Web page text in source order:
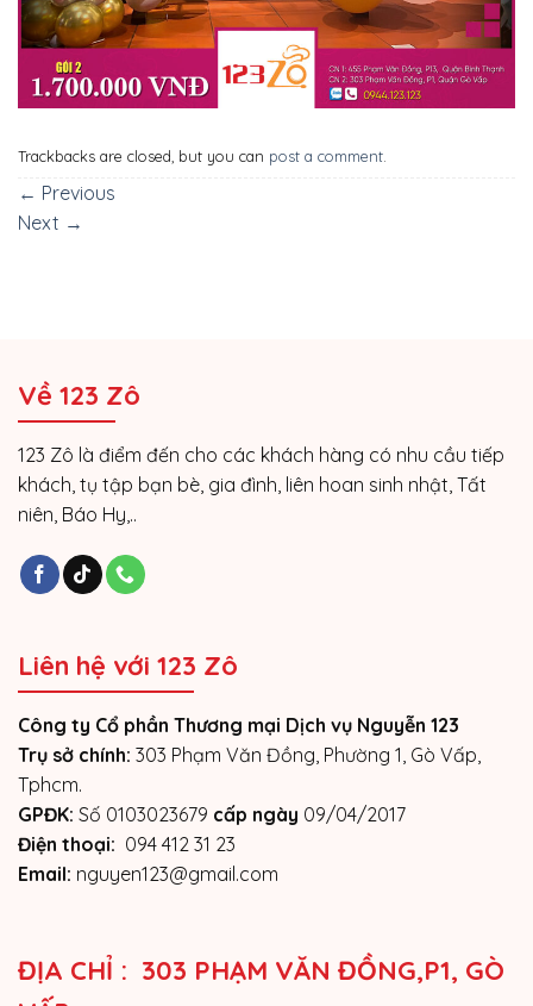
Trackbacks are closed, but you can post a comment.
← Previous
Next →
Về 123 Zô
123 Zô là điểm đến cho các khách hàng có nhu cầu tiếp
khách, tụ tập bạn bè, gia đình, liên hoan sinh nhật, Tất
niên, Báo Hy,..
Liên hệ với 123 Zô
Công ty Cổ phần Thương mại Dịch vụ Nguyễn 123
Trụ sở chính: 303 Phạm Văn Đồng, Phường 1, Gò Vấp,
Tphcm.
GPĐK: Số 0103023679 cấp ngày 09/04/2017
Điện thoại: 094 412 31 23
Email: nguyen123@gmail.com
ĐỊA CHỈ : 303 PHẠM VĂN ĐỒNG,P1, GÒ